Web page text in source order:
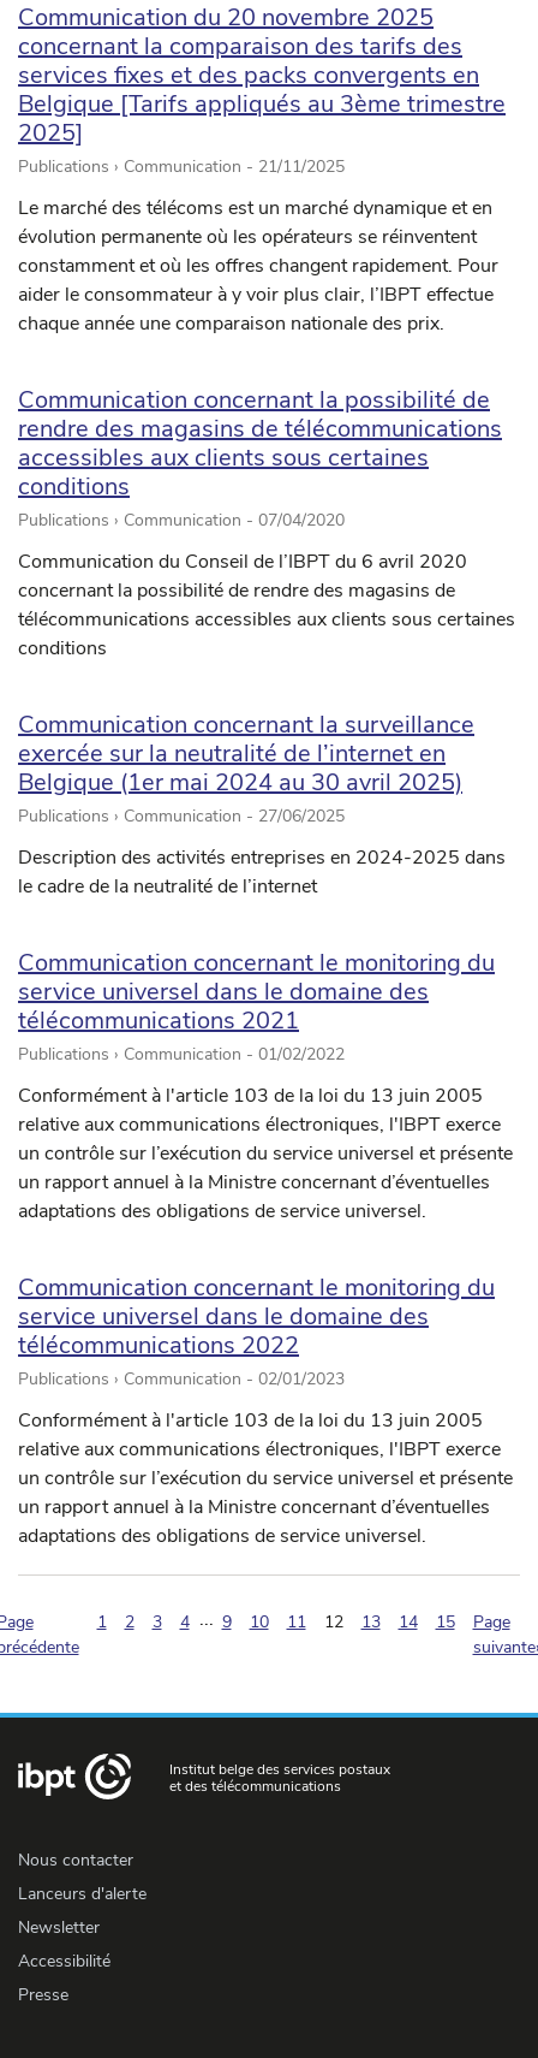
Communication du 20 novembre 2025
concernant la comparaison des tarifs des
services fixes et des packs convergents en
Belgique [Tarifs appliqués au 3ème trimestre
2025]
Publications › Communication - 21/11/2025
Le marché des télécoms est un marché dynamique et en
évolution permanente où les opérateurs se réinventent
constamment et où les offres changent rapidement. Pour
aider le consommateur à y voir plus clair, l’IBPT effectue
chaque année une comparaison nationale des prix.
Communication concernant la possibilité de
rendre des magasins de télécommunications
accessibles aux clients sous certaines
conditions
Publications › Communication - 07/04/2020
Communication du Conseil de l’IBPT du 6 avril 2020
concernant la possibilité de rendre des magasins de
télécommunications accessibles aux clients sous certaines
conditions
Communication concernant la surveillance
exercée sur la neutralité de l’internet en
Belgique (1er mai 2024 au 30 avril 2025)
Publications › Communication - 27/06/2025
Description des activités entreprises en 2024-2025 dans
le cadre de la neutralité de l’internet
Communication concernant le monitoring du
service universel dans le domaine des
télécommunications 2021
Publications › Communication - 01/02/2022
Conformément à l'article 103 de la loi du 13 juin 2005
relative aux communications électroniques, l'IBPT exerce
un contrôle sur l’exécution du service universel et présente
un rapport annuel à la Ministre concernant d’éventuelles
adaptations des obligations de service universel.
Communication concernant le monitoring du
service universel dans le domaine des
télécommunications 2022
Publications › Communication - 02/01/2023
Conformément à l'article 103 de la loi du 13 juin 2005
relative aux communications électroniques, l'IBPT exerce
un contrôle sur l’exécution du service universel et présente
un rapport annuel à la Ministre concernant d’éventuelles
adaptations des obligations de service universel.
1 2 3 4 ... 9 10 11 12(pagination.current)
13 14 15
Page
Institut belge des services postaux
et des télécommunications
Nous contacter
Lanceurs d'alerte
Newsletter
Accessibilité
Presse